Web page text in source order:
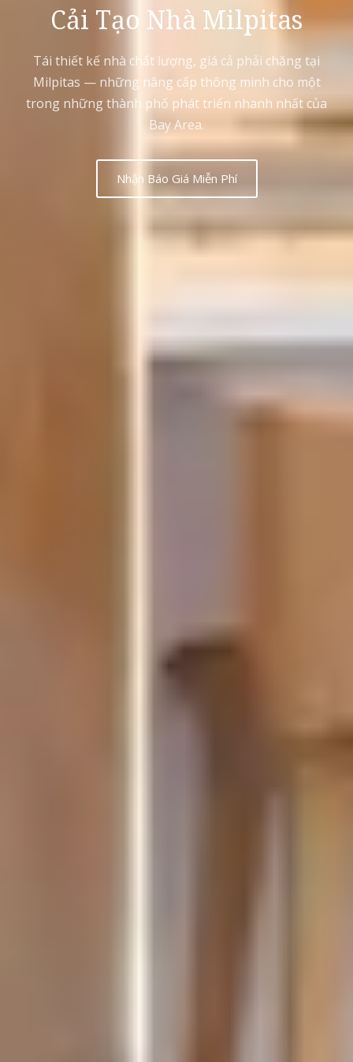
Cải Tạo Nhà Milpitas
Tái thiết kế nhà chất lượng, giá cả phải chăng tại
Milpitas — những nâng cấp thông minh cho một
trong những thành phố phát triển nhanh nhất của
Bay Area.
Nhận Báo Giá Miễn Phí